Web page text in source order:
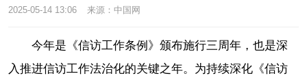
2025-05-14 13:06 来源：中国网
今年是《信访工作条例》颁布施行三周年，也是深
入推进信访工作法治化的关键之年。为持续深化《信访